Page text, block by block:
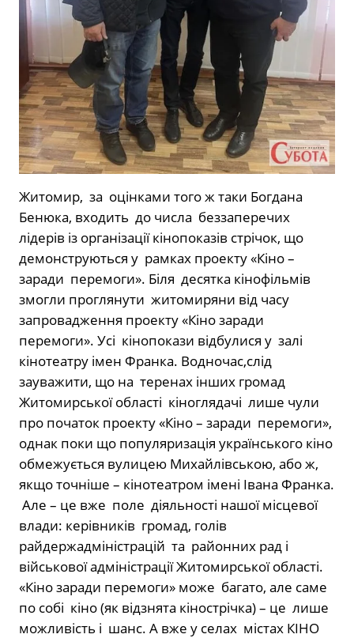
Житомир, за оцінками того ж таки Богдана
Бенюка, входить до числа беззаперечих
лідерів із організації кінопоказів стрічок, що
демонструються у рамках проекту «Кіно –
заради перемоги». Біля десятка кінофільмів
змогли проглянути житомиряни від часу
запровадження проекту «Кіно заради
перемоги». Усі кінопокази відбулися у залі
кінотеатру імен Франка. Водночас,слід
зауважити, що на теренах інших громад
Житомирської області кіноглядачі лише чули
про початок проекту «Кіно – заради перемоги»,
однак поки що популяризація українського кіно
обмежується вулицею Михайлівською, або ж,
якщо точніше – кінотеатром імені Івана Франка.
Але – це вже поле діяльності нашої місцевої
влади: керівників громад, голів
райдержадміністрацій та районних рад і
військової адміністрації Житомирської області.
«Кіно заради перемоги» може багато, але саме
по собі кіно (як відзнята кінострічка) – це лише
можливість і шанс. А вже у селах містах КІНО